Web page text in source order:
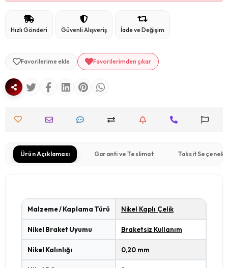
Hızlı Gönderi Güvenli Alışveriş İade ve Değişim
Favorilerime ekle Favorilerimden çıkar
Ürün Açıklaması Garanti ve Teslimat Taksit
Malzeme / Kaplama Türü Nikel Kaplı Çelik
Nikel Braket Uyumu Braketsiz Kullanım
Nikel Kalınlığı 0,20 mm